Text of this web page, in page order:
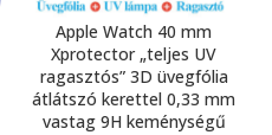
Apple Watch 40 mm
Xprotector „teljes UV
ragasztós” 3D üvegfólia
átlátszó kerettel 0,33 mm
vastag 9H keménységű